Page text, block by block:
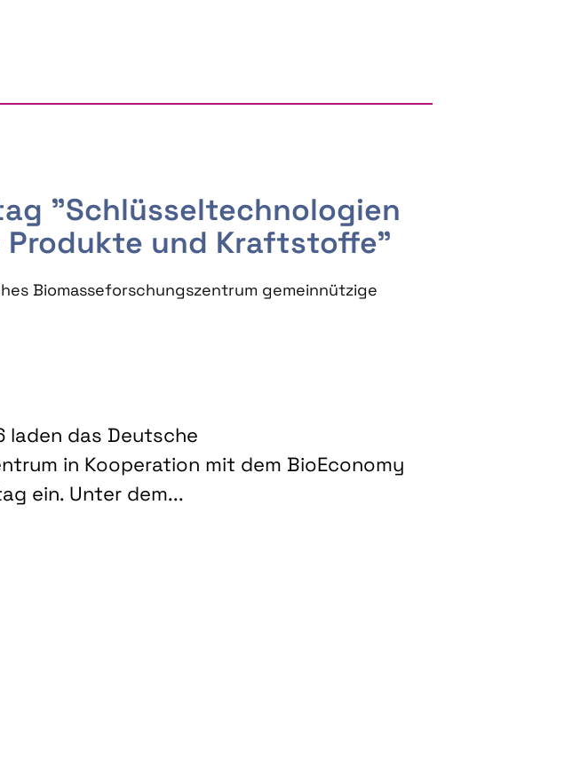
Colloquium BIOENERGY AND BIOBASED PRODUCTS
"Schlüsseltechnologien
und Kraftstoffe"
Biomasseforschungszentrum gemeinnützige
laden das Deutsche
in Kooperation mit dem BioEconomy
ein. Unter dem...
"Schlüsseltechnologien für biobasierte Produkte und Kraftstoffe"